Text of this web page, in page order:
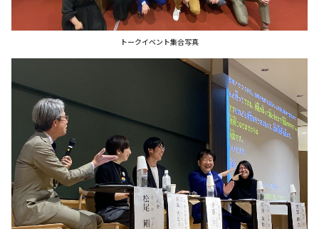
トークイベント集合写真